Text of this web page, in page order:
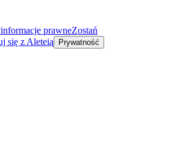
informacje prawneZostań
się z Aleteią Prywatność